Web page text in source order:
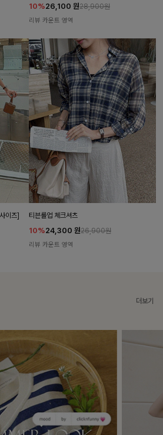
10%26,100 원28,900원
리뷰 카운트 영역
이즈] 티븐롤업 체크셔츠
10%24,300 원26,900원
리뷰 카운트 영역
더보기